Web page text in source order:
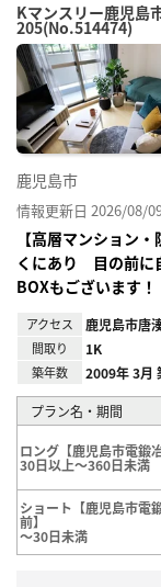
Kマンスリー鹿児島
205(No.514474)
鹿児島市
情報更新日 2026/08/
【高層マンション
くにあり 目の前に
BOXもございます！
アクセス 鹿児島市唐
間取り 1K
築年数 2009年 3月
プラン名・期間
ロング【鹿児島市電鍛
30日以上～360日未満
ショート【鹿児島市電
前】
～30日未満